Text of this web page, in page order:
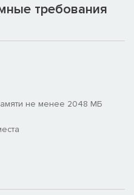
требования
не менее 2048 МБ